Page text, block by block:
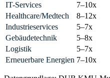
IT-Services 7–10x
Healthcare/Medtech
8–12x
Industrieservices
5–7x
Gebäudetechnik
5–8x
Logistik
5–7x
Erneuerbare Energien 7–10x